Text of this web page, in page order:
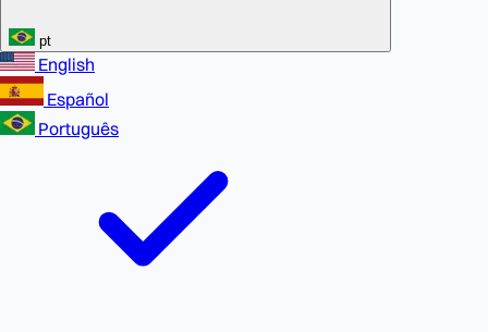
pt
English
Español
Português